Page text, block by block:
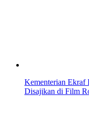
Kementerian Ekraf
Disajikan di Film